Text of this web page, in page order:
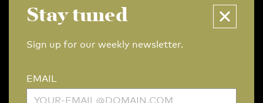
BUSINESS & CAREER
CONTACT
ARCHIVE
Stay tuned
Sign up for our weekly newsletter.
EMAIL